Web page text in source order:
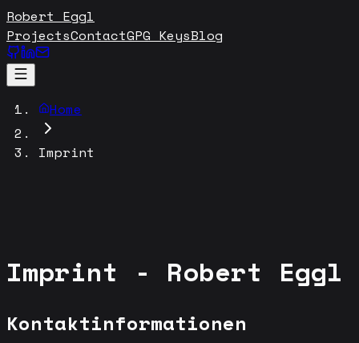
Robert Eggl
ProjectsContactGPG KeysBlog
Home
Imprint
Imprint - Robert Eggl
Kontaktinformationen